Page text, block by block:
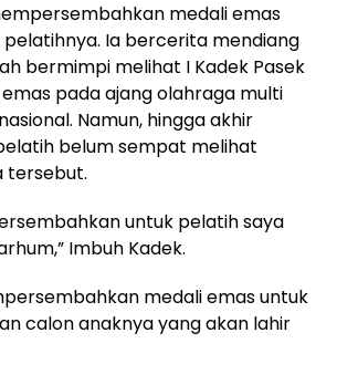
medali emas
Ia bercerita mendiang
bermimpi melihat I Kadek Pasek
pada ajang olahraga multi
Namun, hingga akhir
belum sempat melihat
tersebut.
untuk pelatih saya
Imbuh Kadek.
medali emas untuk
calon anaknya yang akan lahir